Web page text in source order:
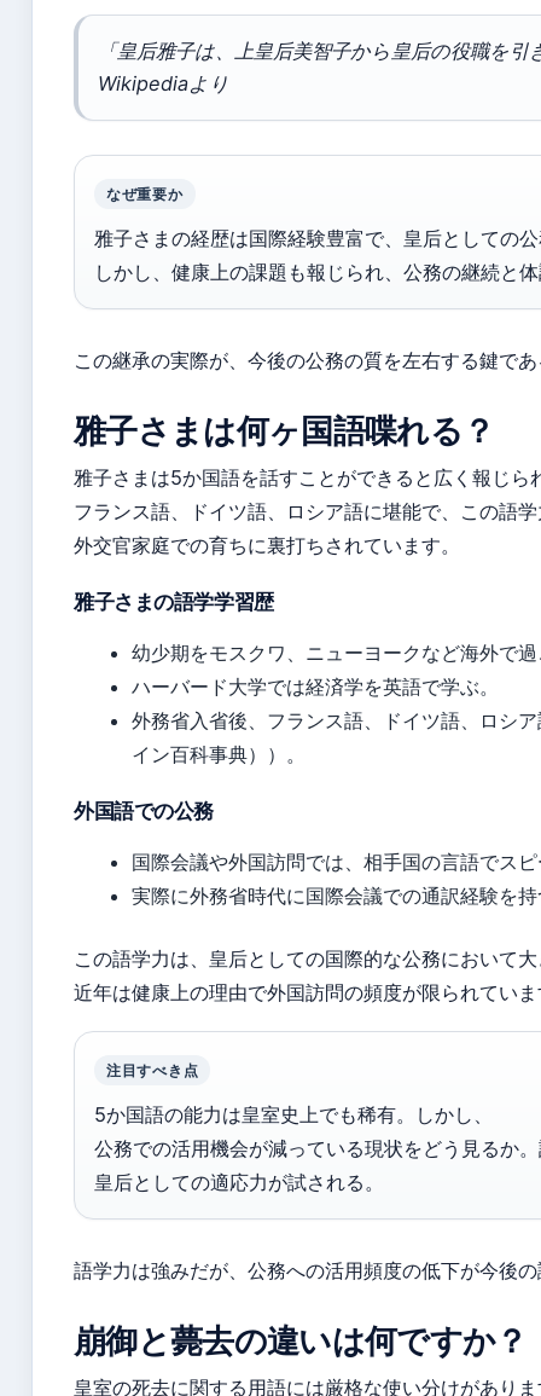
「皇后雅子は、上皇后美智子から皇后の役職を
Wikipediaより
なぜ重要か
雅子さまの経歴は国際経験豊富で、皇后としての
しかし、健康上の課題も報じられ、公務の継続と
この継承の実際が、今後の公務の質を左右する鍵で
雅子さまは何ヶ国語喋れる？
雅子さまは5か国語を話すことができると広く報じら
フランス語、ドイツ語、ロシア語に堪能で、この語
外交官家庭での育ちに裏打ちされています。
雅子さまの語学学習歴
幼少期をモスクワ、ニューヨークなど海外で
ハーバード大学では経済学を英語で学ぶ。
外務省入省後、フランス語、ドイツ語、ロシ
イン百科事典））。
外国語での公務
国際会議や外国訪問では、相手国の言語でス
実際に外務省時代に国際会議での通訳経験を
この語学力は、皇后としての国際的な公務において
近年は健康上の理由で外国訪問の頻度が限られてい
注目すべき点
5か国語の能力は皇室史上でも稀有。しかし、
公務での活用機会が減っている現状をどう見るか
皇后としての適応力が試される。
語学力は強みだが、公務への活用頻度の低下が今後
崩御と薨去の違いは何ですか？
皇室の死去に関する用語には厳格な使い分けがあり